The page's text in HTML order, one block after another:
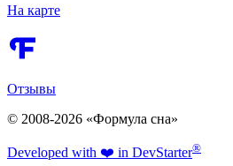
На карте
Отзывы
© 2008-2026 «Формула сна»
Developed with ❤️ in DevStarter®